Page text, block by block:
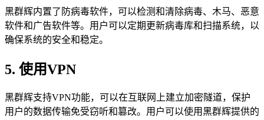
黑群辉内置了防病毒软件，可以检测和清除病毒、木马、恶意
软件和广告软件等。用户可以定期更新病毒库和扫描系统，以
确保系统的安全和稳定。
5. 使用VPN
黑群辉支持VPN功能，可以在互联网上建立加密隧道，保护
用户的数据传输免受窃听和篡改。用户可以使用黑群辉提供的